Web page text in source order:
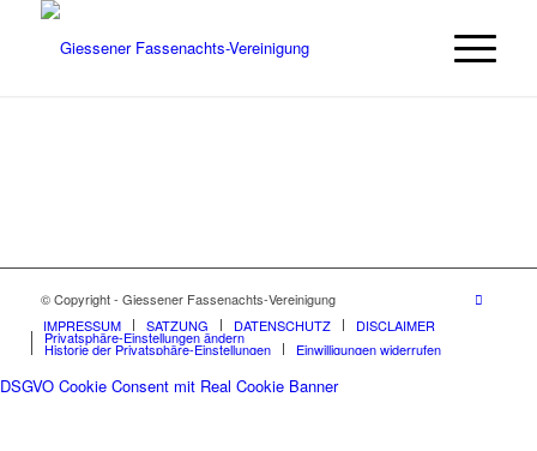
© Copyright - Giessener Fassenachts-Vereinigung
IMPRESSUM
SATZUNG DATENSCHUTZ DISCLAIMER
Privatsphäre-Einstellungen ändern
Historie der Privatsphäre-Einstellungen Einwilligungen widerrufen
DSGVO Cookie Consent mit Real Cookie Banner